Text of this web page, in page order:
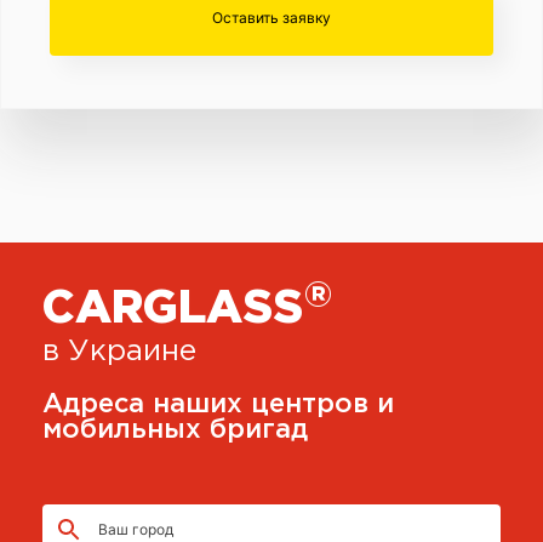
CARGLASS®
в Украине
Адреса наших центров и
мобильных бригад
Ваш город